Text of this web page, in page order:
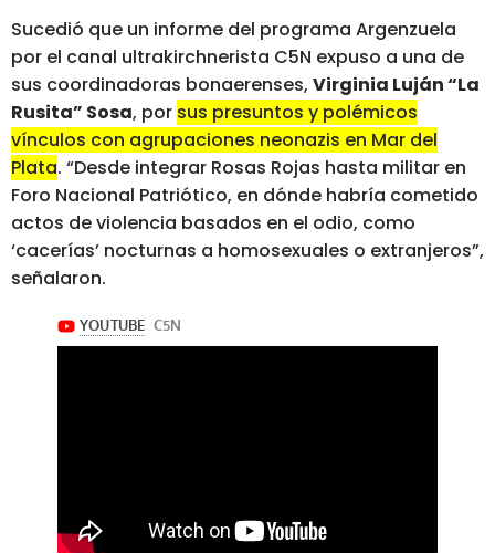
Sucedió que un informe del programa Argenzuela
por el canal ultrakirchnerista C5N expuso a una de
sus coordinadoras bonaerenses, Virginia Luján “La
Rusita” Sosa, por sus presuntos y polémicos
vínculos con agrupaciones neonazis en Mar del
Plata. “Desde integrar Rosas Rojas hasta militar en
Foro Nacional Patriótico, en dónde habría cometido
actos de violencia basados en el odio, como
‘cacerías’ nocturnas a homosexuales o extranjeros”,
señalaron.